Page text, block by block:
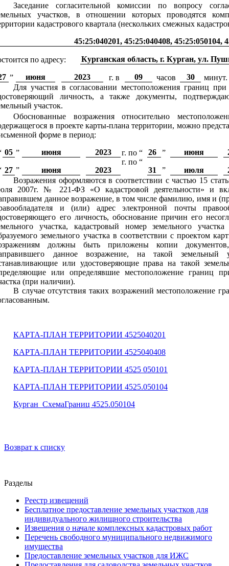
Заседание согласительной комиссии по вопросу
участков, в отношении которых проводятся
кадастрового квартала (нескольких смежных
45:25:040201, 45:25:040408, 45:25:050104,
по адресу: Курганская область, г. Курган, ул.
” июня 2023 г. в 09 часов 30
минут.
Для участия в согласовании местоположения границ
личность, а также документы,
участок.
Обоснованные возражения относительно
в проекте карты-плана территории, можно
форме в период:
05 ” июня 2023 г. по “ 26 ” июня
27 ” июня 2023
г. по “
31
” июля
Возражения оформляются в соответствии с частью 15
2007г. № 221-ФЗ «О кадастровой деятельности» и
данное возражение, в том числе фамилию, имя и
и (или) адрес электронной почты
его личность, обоснование причин его
участка, кадастровый номер земельного
земельного участка в соответствии с проектом
должны быть приложены копии
данное возражение, на такой
или удостоверяющие права на такой
или определявшие местоположение границ
(при наличии).
В случае отсутствия таких возражений местоположение
КАРТА-ПЛАН ТЕРРИТОРИИ 4525040201
КАРТА-ПЛАН ТЕРРИТОРИИ 4525040408
КАРТА-ПЛАН ТЕРРИТОРИИ 4525 050101
КАРТА-ПЛАН ТЕРРИТОРИИ 4525.050104
Курган_СхемаГраниц 4525.050104
Возврат к списку
Разделы
Реестр извещений
Бесплатное предоставление земельных участков для
индивидуального жилищного строительства
Извещения о начале комплексных кадастровых работ
Перечень свободного муниципального недвижимого
имущества
Предоставление земельных участков для ИЖС